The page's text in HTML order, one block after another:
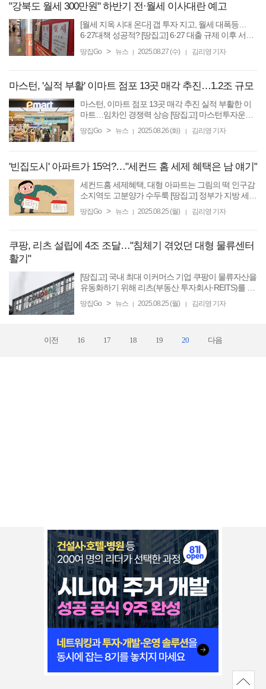
"강북도 월세 300만원" 하반기 전·월세 이사대란 예고
[월세 지옥 시대 온다] 갭 투자 지고, 월세 대폭등…
6·27대책 성공적? [땅집고] 6·27 대출 규제 이후 서울
남구에서는 단 한 건도 발생하지 않은 것으로 조사됐
땅집Go > 뉴스 | 2025.08.27 (수) | 김리영 기자
마스턴, '실적 부활' 이마트 점포 13곳 매각 추진…1.2조 규모
마스턴, 이마트 점포 13곳 매각 추진 실적 부활한 이
마트…임차인 경쟁력 상승 [땅집고] 마스턴투자운용
한꺼번에 매물로 내놨다. 매각가는 건물과 토지의 가
땅집Go > 뉴스 | 2025.08.26 (화) | 김리영 기자
'빈집도시' 아파트가 15억?…"세컨드 홈 세제 혜택은 남 얘기"
세컨드홈 세제혜택, 대형 아파트는 그림의 떡 인구감
소지역도 고분양가 수두룩 [땅집고] 정부가 지방 세컨
형 주택은 서울 못지않은 고분양가로 혜택을 받기 어
땅집Go > 뉴스 | 2025.08.25 (월) | 김리영 기자
쿠팡, 리츠 설립에 4조 조달…"침체기 겪었던 대형 물류센터
활기"
[땅집고] 국내 최대 이커머스 기업 쿠팡이 물류자산을
유동화하기 위해 리츠(부동산 투자회사·REITS)를 설
조원을 조달할 계획으로 알려졌다. 쿠팡이 보유한 자
땅집Go > 뉴스 2025.08.25 (월) 김리영 기자
이전 16 17 18 19 20 다음